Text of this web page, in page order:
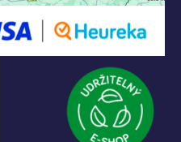
OF CHIMA, NINJAGO, BIONICLE,